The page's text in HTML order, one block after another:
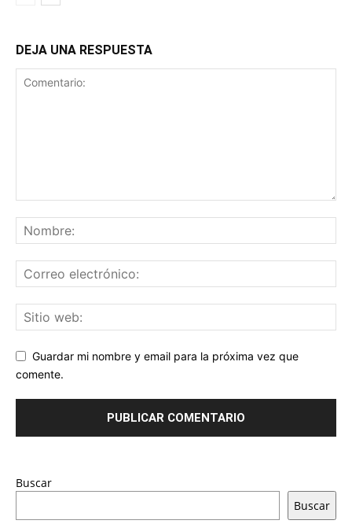
DEJA UNA RESPUESTA
Guardar mi nombre y email para la próxima vez que
comente.
Buscar
Buscar